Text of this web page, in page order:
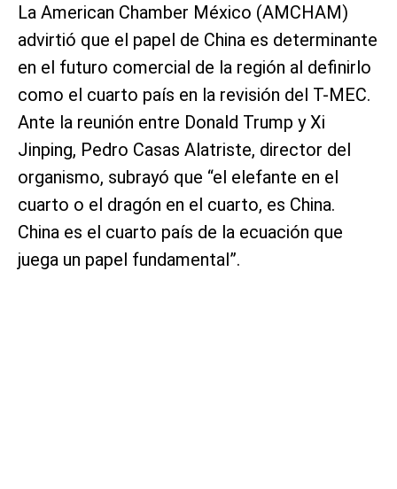
La American Chamber México (AMCHAM)
advirtió que el papel de China es determinante
en el futuro comercial de la región al definirlo
como el cuarto país en la revisión del T-MEC.
Ante la reunión entre Donald Trump y Xi
Jinping, Pedro Casas Alatriste, director del
organismo, subrayó que “el elefante en el
cuarto o el dragón en el cuarto, es China.
China es el cuarto país de la ecuación que
juega un papel fundamental”.